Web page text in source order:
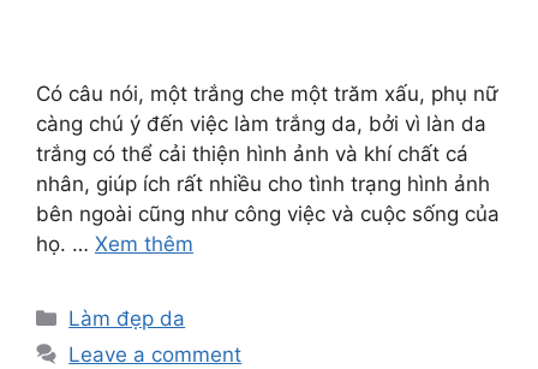
Có câu nói, một trắng che một trăm xấu, phụ nữ
càng chú ý đến việc làm trắng da, bởi vì làn da
trắng có thể cải thiện hình ảnh và khí chất cá
nhân, giúp ích rất nhiều cho tình trạng hình ảnh
bên ngoài cũng như công việc và cuộc sống của
họ. … Xem thêm
Làm đẹp da
Leave a comment